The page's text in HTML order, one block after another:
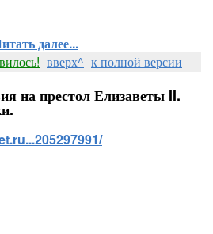
далее...
вверх^ к полной версии
на престол Елизаветы II.